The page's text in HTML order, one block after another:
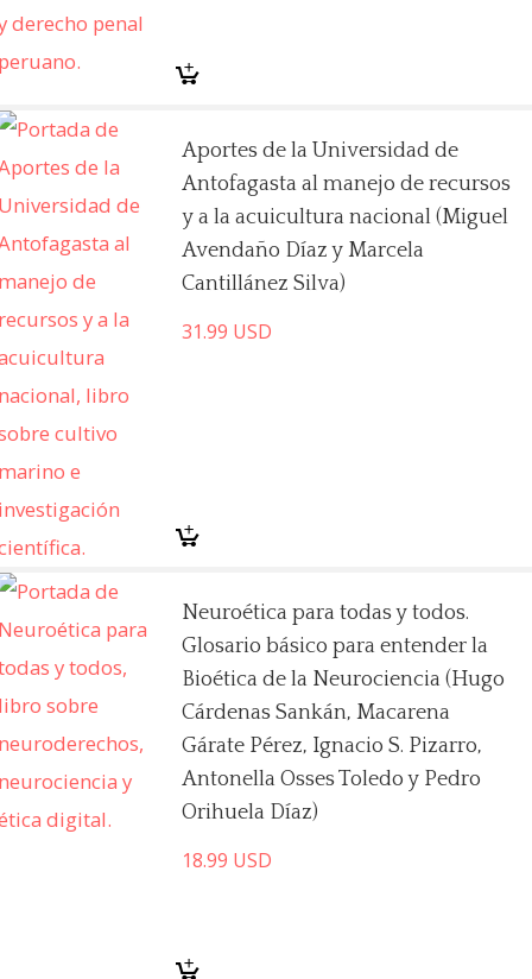
Aportes de la Universidad de
Antofagasta al manejo de recursos
y a la acuicultura nacional (Miguel
Avendaño Díaz y Marcela
Cantillánez Silva)
31.99 USD
Neuroética para todas y todos.
Glosario básico para entender la
Bioética de la Neurociencia (Hugo
Cárdenas Sankán, Macarena
Gárate Pérez, Ignacio S. Pizarro,
Antonella Osses Toledo y Pedro
Orihuela Díaz)
18.99 USD